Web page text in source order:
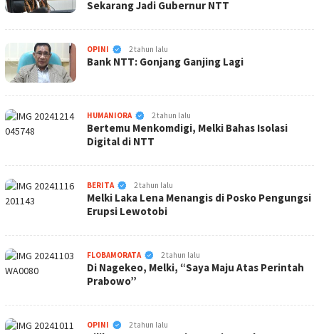
Sekarang Jadi Gubernur NTT
OPINI KabarNTT.ID
2 tahun lalu
Bank NTT: Gonjang Ganjing Lagi
HUMANIORA KabarNTT.ID
2 tahun lalu
Bertemu Menkomdigi, Melki Bahas Isolasi
Digital di NTT
BERITA KabarNTT.ID
2 tahun lalu
Melki Laka Lena Menangis di Posko Pengungsi
Erupsi Lewotobi
FLOBAMORATA KabarNTT.ID
2 tahun lalu
Di Nagekeo, Melki, “Saya Maju Atas Perintah
Prabowo”
OPINI KabarNTT.ID
2 tahun lalu